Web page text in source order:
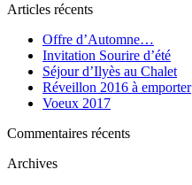
Articles récents
Offre d’Automne…
Invitation Sourire d’été
Séjour d’Ilyès au Chalet
Réveillon 2016 à emporter
Voeux 2017
Commentaires récents
Archives